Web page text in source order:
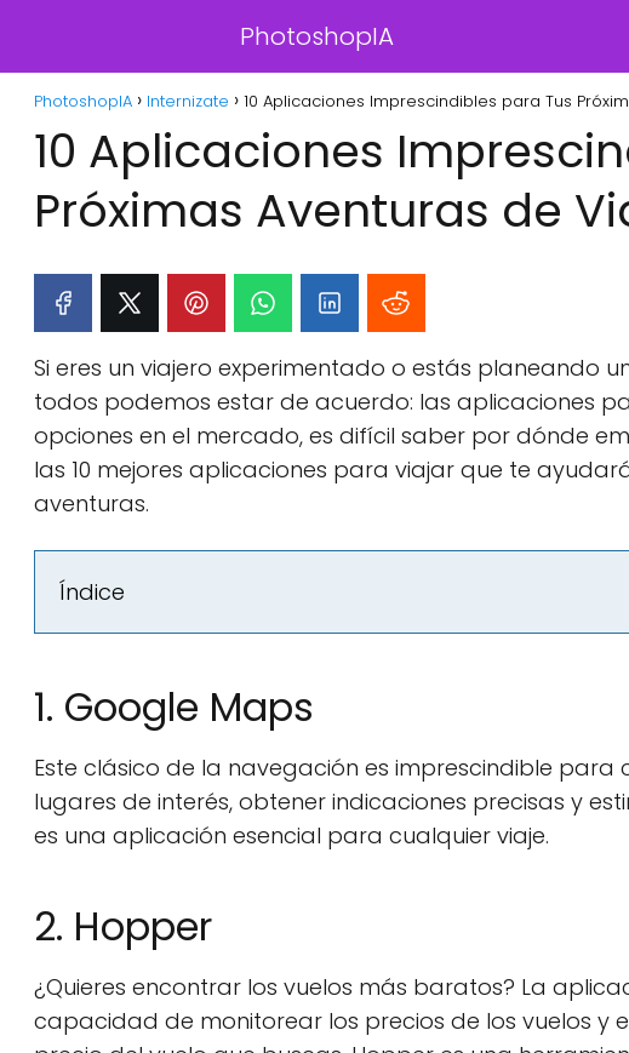
PhotoshopIA
PhotoshopIA Internizate 10 Aplicaciones Imprescindibles para Tus
10 Aplicaciones
Próximas Aventuras de
Si eres un viajero experimentado o estás planeando
todos podemos estar de acuerdo: las aplicaciones
opciones en el mercado, es difícil saber por dónde
las 10 mejores aplicaciones para viajar que te
aventuras.
Índice
1. Google Maps
Este clásico de la navegación es imprescindible
lugares de interés, obtener indicaciones precisas y
es una aplicación esencial para cualquier viaje.
2. Hopper
¿Quieres encontrar los vuelos más baratos? La
capacidad de monitorear los precios de los vuelos y